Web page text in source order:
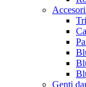
Genti